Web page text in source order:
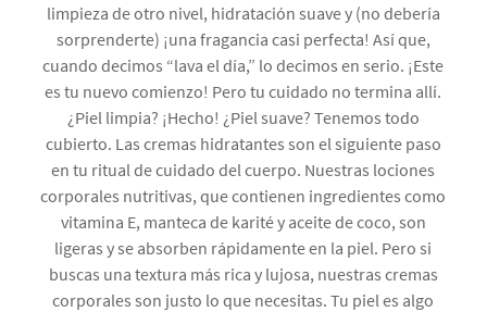
limpieza de otro nivel, hidratación suave y (no debería
sorprenderte) ¡una fragancia casi perfecta! Así que,
cuando decimos “lava el día,” lo decimos en serio. ¡Este
es tu nuevo comienzo! Pero tu cuidado no termina allí.
¿Piel limpia? ¡Hecho! ¿Piel suave? Tenemos todo
cubierto. Las cremas hidratantes son el siguiente paso
en tu ritual de cuidado del cuerpo. Nuestras lociones
corporales nutritivas, que contienen ingredientes como
vitamina E, manteca de karité y aceite de coco, son
ligeras y se absorben rápidamente en la piel. Pero si
buscas una textura más rica y lujosa, nuestras cremas
corporales son justo lo que necesitas. Tu piel es algo